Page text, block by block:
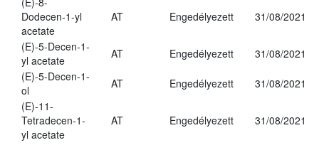
Dodecen-1-yl
acetate
AT Engedélyezett 31/08/2021
(E)-5-Decen-1-
yl acetate
AT Engedélyezett
31/08/2021
(E)-5-Decen-1-
ol
AT Engedélyezett
31/08/2021
(E)-11-
Tetradecen-1-
yl acetate
AT Engedélyezett 31/08/2021